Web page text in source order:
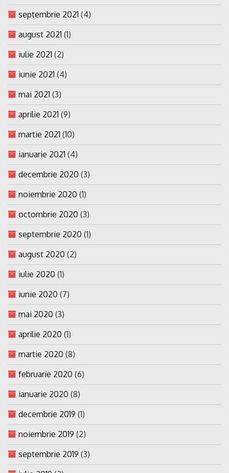
septembrie 2021 (4)
august 2021 (1)
iulie 2021 (2)
iunie 2021 (4)
mai 2021 (3)
aprilie 2021 (9)
martie 2021 (10)
ianuarie 2021 (4)
decembrie 2020 (3)
noiembrie 2020 (1)
octombrie 2020 (3)
septembrie 2020 (1)
august 2020 (2)
iulie 2020 (1)
iunie 2020 (7)
mai 2020 (3)
aprilie 2020 (1)
martie 2020 (8)
februarie 2020 (6)
ianuarie 2020 (8)
decembrie 2019 (1)
noiembrie 2019 (2)
septembrie 2019 (3)